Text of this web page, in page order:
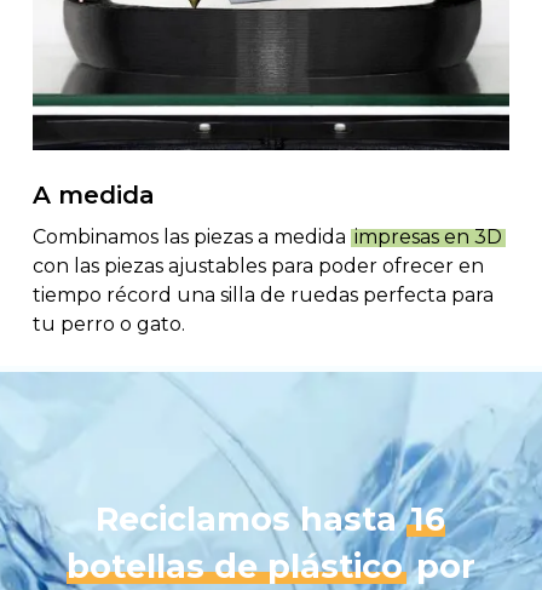
A medida
Combinamos las piezas a medidaimpresas en 3D
con las piezas ajustables para poder ofrecer en
tiempo récord una silla de ruedas perfecta para
tu perro o gato.
Reciclamos hasta16
botellas de plásticopor